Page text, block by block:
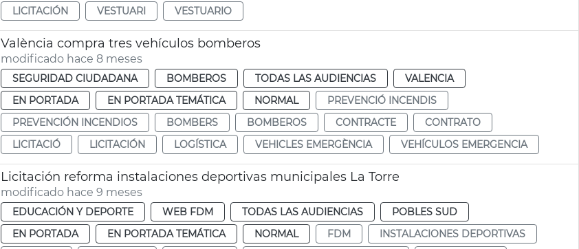
LICITACIÓN
VESTUARI VESTUARIO
València compra tres vehículos bomberos
modificado hace 8 meses
SEGURIDAD CIUDADANA BOMBEROS TODAS LAS AUDIENCIAS
VALENCIA
EN PORTADA
EN PORTADA TEMÁTICA NORMAL
PREVENCIÓ INCENDIS
PREVENCIÓN INCENDIOS
BOMBERS BOMBEROS CONTRACTE
CONTRATO
LICITACIÓ
LICITACIÓN LOGÍSTICA VEHICLES EMERGÈNCIA VEHÍCULOS EMERGENCIA
Licitación reforma instalaciones deportivas municipales La Torre
modificado hace 9 meses
EDUCACIÓN Y DEPORTE WEB FDM TODAS LAS AUDIENCIAS
POBLES SUD
EN PORTADA
EN PORTADA TEMÁTICA NORMAL FDM
INSTALACIONES DEPORTIVAS